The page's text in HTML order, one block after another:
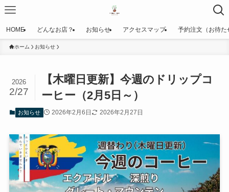
HOME どんなお店？ お知らせ アクセスマップ 予約注文（お待た
ホーム お知らせ
【木曜日更新】今週のドリップコ
ーヒー（2月5日～）
2026
2/27
お知らせ 2026年2月6日 2026年2月27日